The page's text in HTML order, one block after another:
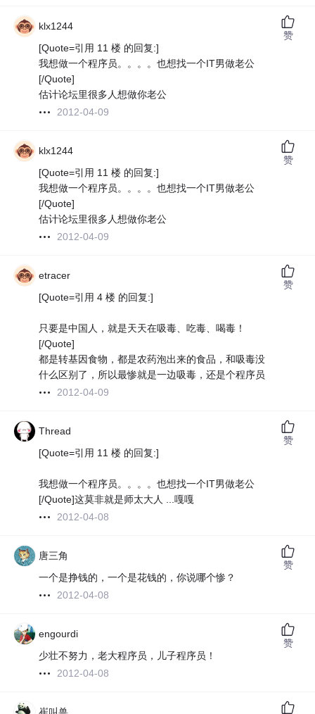
klx1244
[Quote=引用 11 楼 的回复:]
我想做一个程序员。。。。也想找一个IT男做老公
[/Quote]
估计论坛里很多人想做你老公
2012-04-09
赞
klx1244
[Quote=引用 11 楼 的回复:]
我想做一个程序员。。。。也想找一个IT男做老公
[/Quote]
估计论坛里很多人想做你老公
2012-04-09
赞
etracer
[Quote=引用 4 楼 的回复:]
只要是中国人，就是天天在吸毒、吃毒、喝毒！
[/Quote]
都是转基因食物，都是农药泡出来的食品，和吸毒没
什么区别了，所以最惨就是一边吸毒，还是个程序员
2012-04-09
赞
Thread
[Quote=引用 11 楼 的回复:]
我想做一个程序员。。。。也想找一个IT男做老公
[/Quote]这莫非就是师太大人 ...嘎嘎
2012-04-08
赞
唐三角
一个是挣钱的，一个是花钱的，你说哪个惨？
2012-04-08
赞
engourdi
少壮不努力，老大程序员，儿子程序员！
2012-04-08
赞